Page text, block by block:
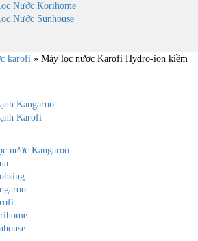
Nước Korihome
Nước Sunhouse
karofi » Máy lọc nước Karofi Hydro-ion kiềm
Kangaroo
Karofi
nước Kangaroo